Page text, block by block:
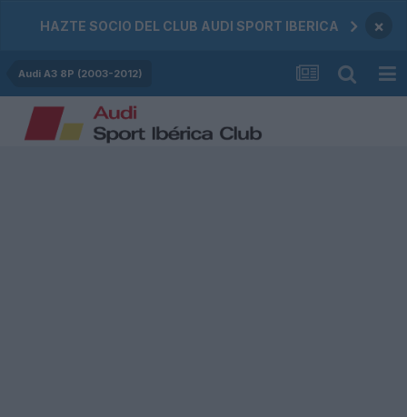
HAZTE SOCIO DEL CLUB AUDI SPORT IBERICA ×
Audi A3 8P (2003-2012)